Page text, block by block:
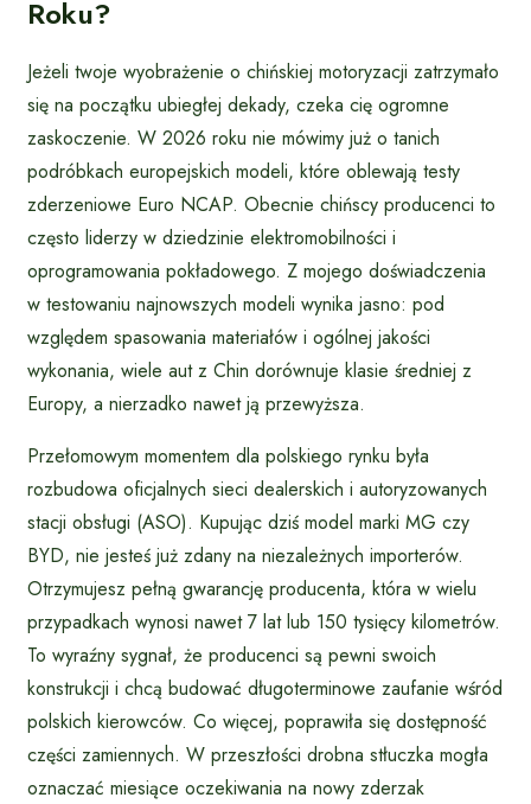
Roku?
Jeżeli twoje wyobrażenie o chińskiej motoryzacji zatrzymało
się na początku ubiegłej dekady, czeka cię ogromne
zaskoczenie. W 2026 roku nie mówimy już o tanich
podróbkach europejskich modeli, które oblewają testy
zderzeniowe Euro NCAP. Obecnie chińscy producenci to
często liderzy w dziedzinie elektromobilności i
oprogramowania pokładowego. Z mojego doświadczenia
w testowaniu najnowszych modeli wynika jasno: pod
względem spasowania materiałów i ogólnej jakości
wykonania, wiele aut z Chin dorównuje klasie średniej z
Europy, a nierzadko nawet ją przewyższa.
Przełomowym momentem dla polskiego rynku była
rozbudowa oficjalnych sieci dealerskich i autoryzowanych
stacji obsługi (ASO). Kupując dziś model marki MG czy
BYD, nie jesteś już zdany na niezależnych importerów.
Otrzymujesz pełną gwarancję producenta, która w wielu
przypadkach wynosi nawet 7 lat lub 150 tysięcy kilometrów.
To wyraźny sygnał, że producenci są pewni swoich
konstrukcji i chcą budować długoterminowe zaufanie wśród
polskich kierowców. Co więcej, poprawiła się dostępność
części zamiennych. W przeszłości drobna stłuczka mogła
oznaczać miesiące oczekiwania na nowy zderzak